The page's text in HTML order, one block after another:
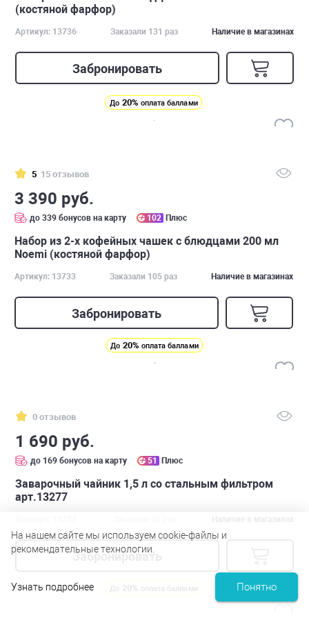
(костяной фарфор)
Артикул: 13736 Заказали 131 раз Наличие в магазинах
Забронировать
До 20% оплата баллами
5 15 отзывов
3 390 руб.
до 339 бонусов на карту 102 Плюс
Набор из 2-х кофейных чашек с блюдцами 200 мл
Noemi (костяной фарфор)
Артикул: 13733 Заказали 105 раз Наличие в магазинах
Забронировать
До 20% оплата баллами
0 отзывов
1 690 руб.
до 169 бонусов на карту 51 Плюс
Заварочный чайник 1,5 л со стальным фильтром
арт.13277
Забронировать
До 20% оплата баллами
На нашем сайте мы используем cookie-файлы и
рекомендательные технологии.
Узнать подробнее Понятно